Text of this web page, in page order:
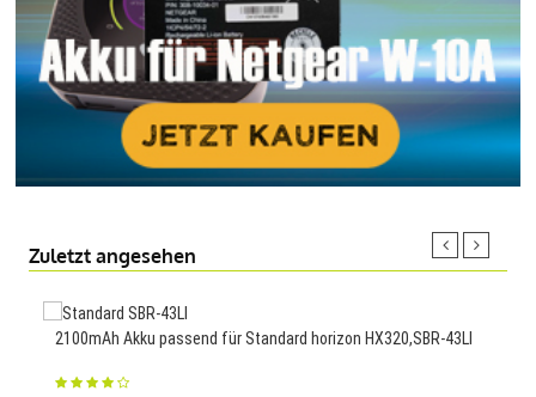
Zuletzt angesehen
2100mAh Akku passend für Standard horizon HX320,SBR-43LI